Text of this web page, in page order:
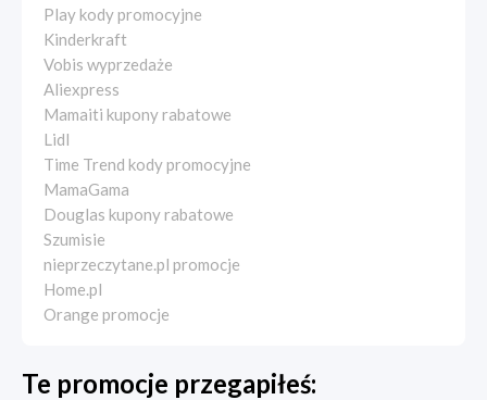
Play kody promocyjne
Kinderkraft
Vobis wyprzedaże
Aliexpress
Mamaiti kupony rabatowe
Lidl
Time Trend kody promocyjne
MamaGama
Douglas kupony rabatowe
Szumisie
nieprzeczytane.pl promocje
Home.pl
Orange promocje
Te promocje przegapiłeś: